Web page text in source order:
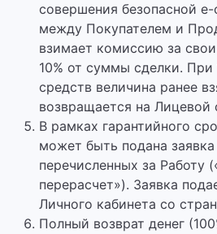
совершения безопасной
между Покупателем и
взимает комиссию за
10% от суммы сделки. При
средств величина ранее
возвращается на Лицевой
В рамках гарантийного
может быть подана заявка
перечисленных за Работу
перерасчет»). Заявка
Личного кабинета со
Полный возврат денег